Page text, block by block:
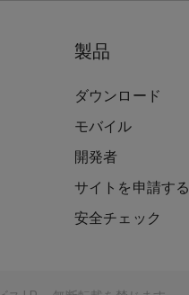
製品
ダウンロード
モバイル
開発者
サイトを申請する
安全チェック